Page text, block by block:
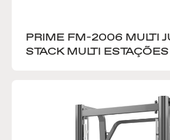
PRIME FM-2006 MULTI
STACK MULTI